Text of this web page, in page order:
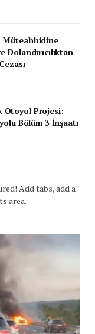
Müteahhidine
Dolandırıcılıktan
Otoyol Projesi:
Bölüm 3 İnşaatı
Add tabs, add a
area.